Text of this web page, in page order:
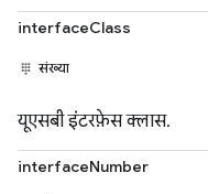
interfaceClass
संख्या
यूएसबी इंटरफ़ेस क्लास.
interfaceNumber